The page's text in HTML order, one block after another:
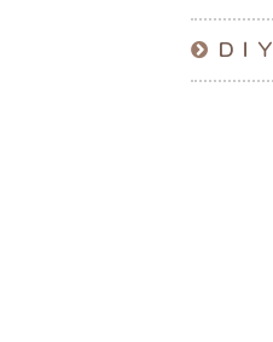
ＤＩＹ